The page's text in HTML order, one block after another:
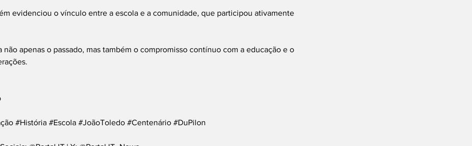
evidenciou o vínculo entre a escola e a comunidade, que participou ativamente
não apenas o passado, mas também o compromisso contínuo com a educação e o
#História #Escola #JoãoToledo #Centenário #DuPilon